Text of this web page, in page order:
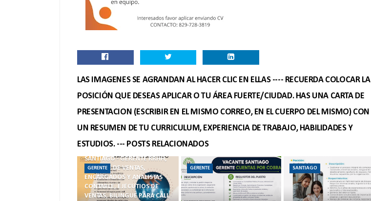
LAS IMAGENES SE AGRANDAN AL HACER CLIC EN ELLAS ---- RECUERDA COLOCAR LA
POSICIÓN QUE DESEAS APLICAR O TU ÁREA FUERTE/CIUDAD. HAS UNA CARTA DE
PRESENTACION (ESCRIBIR EN EL MISMO CORREO, EN EL CUERPO DEL MISMO) CON
UN RESUMEN DE TU CURRICULUM, EXPERIENCIA DE TRABAJO, HABILIDADES Y
ESTUDIOS. --- POSTS RELACIONADOS
GERENTE
SANTIAGO - GERENTE RRHH,
GERENTE DE VENTAS,
ENCARGADOS Y ANALISTAS
CONTABLE, EJECUTIOS DE
VENTAS, BILINGUE PARA CALL
GERENTE SANTIAGO